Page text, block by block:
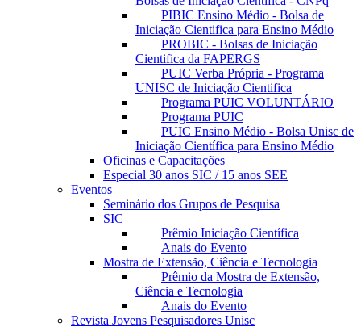
PIBIC Ensino Médio - Bolsa de
Iniciação Cientifica para Ensino Médio
PROBIC - Bolsas de Iniciação
Cientifica da FAPERGS
PUIC Verba Própria - Programa
UNISC de Iniciação Cientifica
Programa PUIC VOLUNTÁRIO
Programa PUIC
PUIC Ensino Médio - Bolsa Unisc de
Iniciação Científica para Ensino Médio
Oficinas e Capacitações
Especial 30 anos SIC / 15 anos SEE
Eventos
Seminário dos Grupos de Pesquisa
SIC
Prêmio Iniciação Científica
Anais do Evento
Mostra de Extensão, Ciência e Tecnologia
Prêmio da Mostra de Extensão,
Ciência e Tecnologia
Anais do Evento
Revista Jovens Pesquisadores Unisc